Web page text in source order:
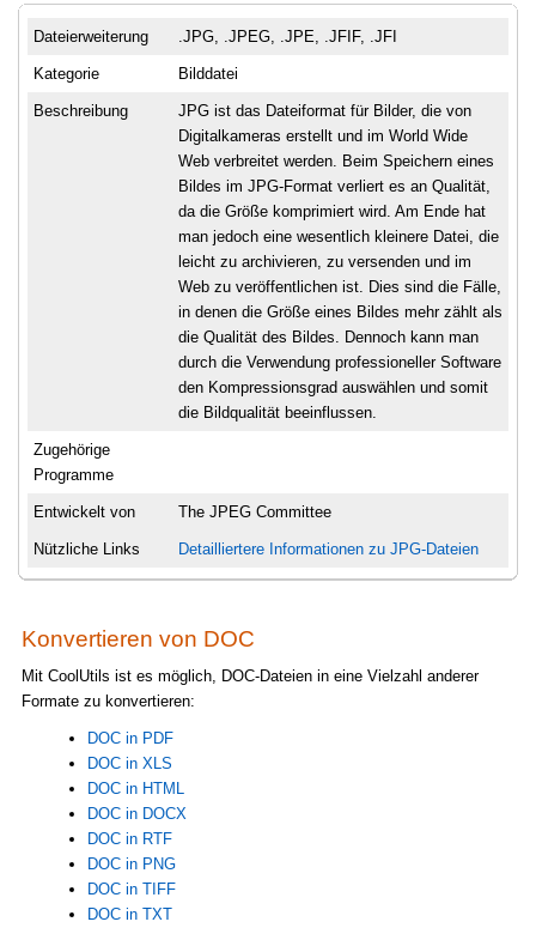
Dateierweiterung .JPG, .JPEG, .JPE, .JFIF, .JFI
Kategorie Bilddatei
Beschreibung
JPG ist das Dateiformat für Bilder, die von
Digitalkameras erstellt und im World Wide
Web verbreitet werden. Beim Speichern eines
Bildes im JPG-Format verliert es an Qualität,
da die Größe komprimiert wird. Am Ende hat
man jedoch eine wesentlich kleinere Datei, die
leicht zu archivieren, zu versenden und im
Web zu veröffentlichen ist. Dies sind die Fälle,
in denen die Größe eines Bildes mehr zählt als
die Qualität des Bildes. Dennoch kann man
durch die Verwendung professioneller Software
den Kompressionsgrad auswählen und somit
die Bildqualität beeinflussen.
Zugehörige
Programme
Entwickelt von The JPEG Committee
Nützliche Links Detailliertere Informationen zu JPG-Dateien
Konvertieren von DOC
Mit CoolUtils ist es möglich, DOC-Dateien in eine Vielzahl anderer
Formate zu konvertieren:
DOC in PDF
DOC in XLS
DOC in HTML
DOC in DOCX
DOC in RTF
DOC in PNG
DOC in TIFF
DOC in TXT